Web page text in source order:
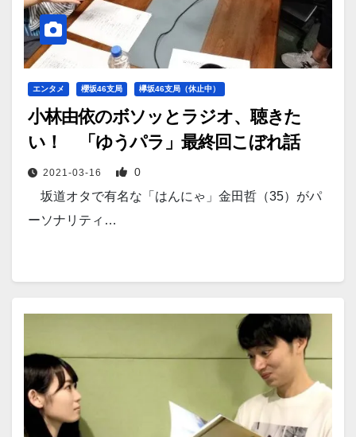
エンタメ 櫻坂46支局 欅坂46支局（休止中）
小林由依のボソッとラジオ、聴きた
い！ 「ゆうパラ」最終回こぼれ話
2021-03-16 0
坂道オタで有名な「はんにゃ」金田哲（35）がパ
ーソナリティ…